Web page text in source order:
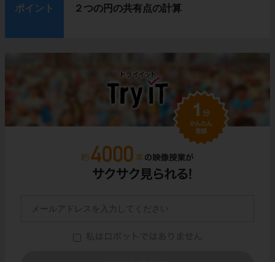
ポイント ２つの円の共有点の計算